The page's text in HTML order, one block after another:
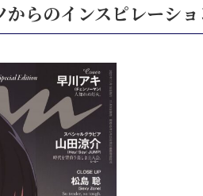
らのインスピレーショ